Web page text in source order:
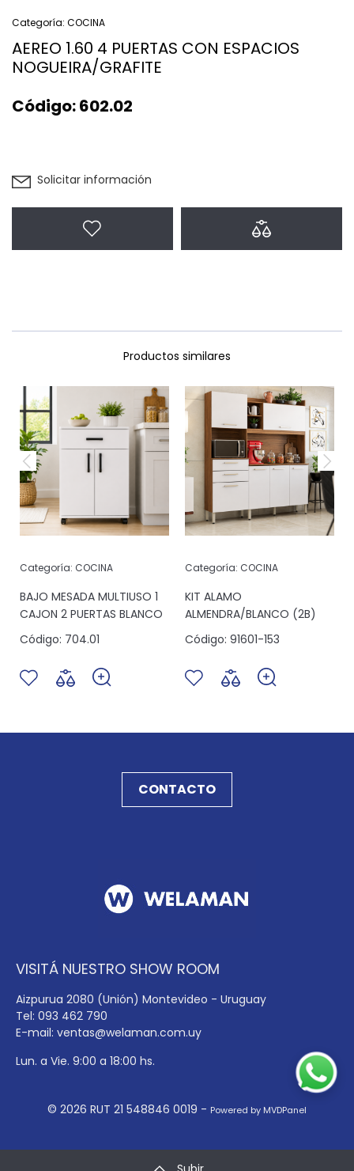
Categoría: COCINA
AEREO 1.60 4 PUERTAS CON ESPACIOS
NOGUEIRA/GRAFITE
Código:602.02
Solicitar información
Productos similares
Categoría: COCINA
BAJO MESADA MULTIUSO 1
CAJON 2 PUERTAS BLANCO
Código: 704.01
Categoría: COCINA
KIT ALAMO
ALMENDRA/BLANCO (2B)
Código: 91601-153
CONTACTO
VISITÁ NUESTRO SHOW ROOM
Aizpurua 2080 (Unión) Montevideo - Uruguay
Tel: 093 462 790
E-mail: ventas@welaman.com.uy
Lun. a Vie. 9:00 a 18:00 hs.
© 2026 RUT 21 548846 0019 - Powered by MVDPanel